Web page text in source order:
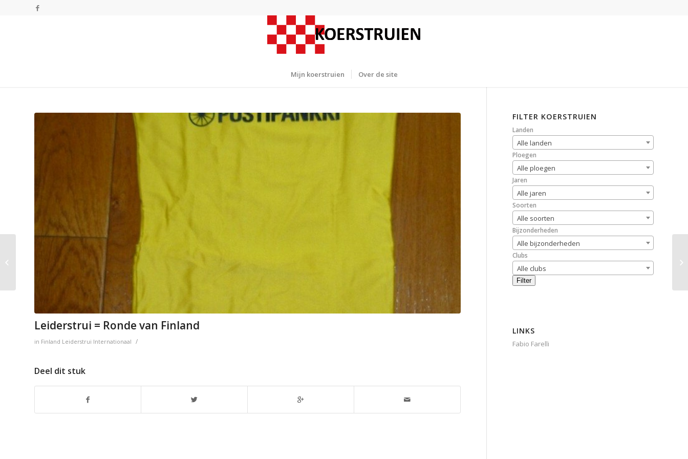
Mijn koerstruien Over de site
Leiderstrui = Ronde van Finland
in Finland Leiderstrui Internationaal /
Deel dit stuk
FILTER KOERSTRUIEN
Landen
Alle landen
Ploegen
Alle ploegen
Jaren
Alle jaren
Soorten
Alle soorten
Bijzonderheden
Alle bijzonderheden
Clubs
Alle clubs
Filter
LINKS
Fabio Farelli